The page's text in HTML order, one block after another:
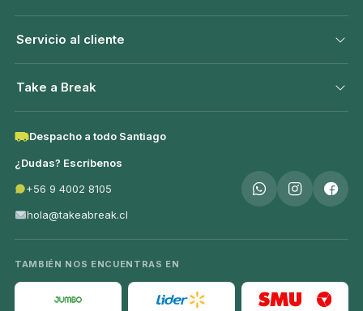
Servicio al cliente
Take a Break
Despacho a todo Santiago
¿Dudas? Escríbenos
+56 9 4002 8105
hola@takeabreak.cl
TAMBIÉN NOS ENCUENTRAS EN